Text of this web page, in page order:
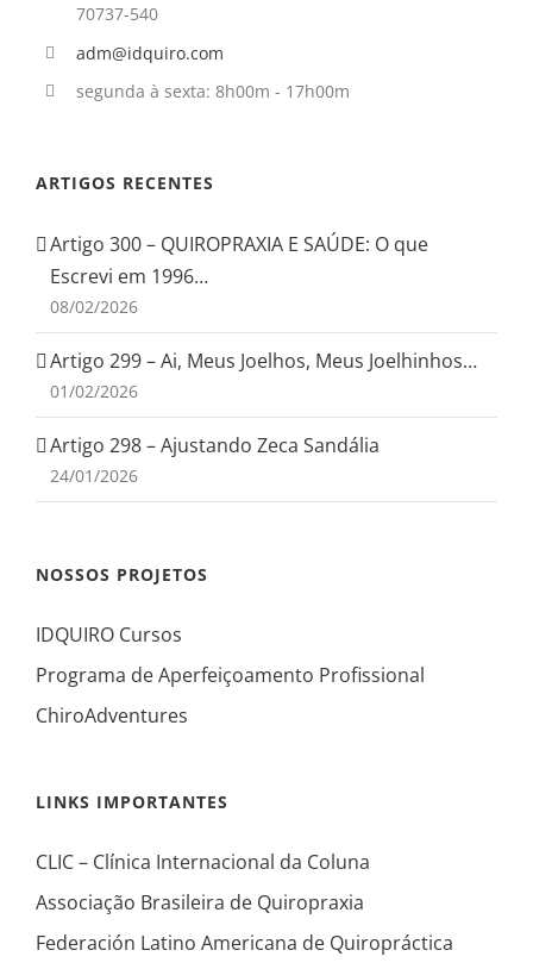
70737-540
adm@idquiro.com
segunda à sexta: 8h00m - 17h00m
ARTIGOS RECENTES
Artigo 300 – QUIROPRAXIA E SAÚDE: O que
Escrevi em 1996…
08/02/2026
Artigo 299 – Ai, Meus Joelhos, Meus Joelhinhos…
01/02/2026
Artigo 298 – Ajustando Zeca Sandália
24/01/2026
NOSSOS PROJETOS
IDQUIRO Cursos
Programa de Aperfeiçoamento Profissional
ChiroAdventures
LINKS IMPORTANTES
CLIC – Clínica Internacional da Coluna
Associação Brasileira de Quiropraxia
Federación Latino Americana de Quiropráctica